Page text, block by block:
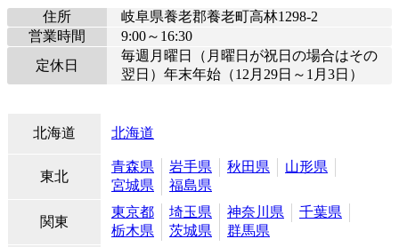
住所
岐阜県養老郡養老町高林1298-2
営業時間
9:00～16:30
定休日
毎週月曜日（月曜日が祝日の場合はその
翌日）年末年始（12月29日～1月3日）
北海道 北海道
東北
青森県 岩手県 秋田県
山形県
宮城県
福島県
関東
東京都 埼玉県 神奈川県
千葉県
栃木県
茨城県 群馬県